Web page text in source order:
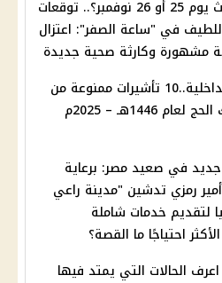
ماذا سيحدث يوم 25 أو 26 نوفمبر؟.. توقعات
في "ساعة الصفر": اعتزال
مشهورة وكارثة صحية جديدة
بقرار من الداخلية..10 تأشيرات ممنوعة من
1446هـ – 2025م
جديد في صعيد مصر: برعاية
رمزي تدشين "مدينة راعي
لتقديم خدمات شاملة
احتياجًا ما القصة؟
الحالات التي يمتد فيها